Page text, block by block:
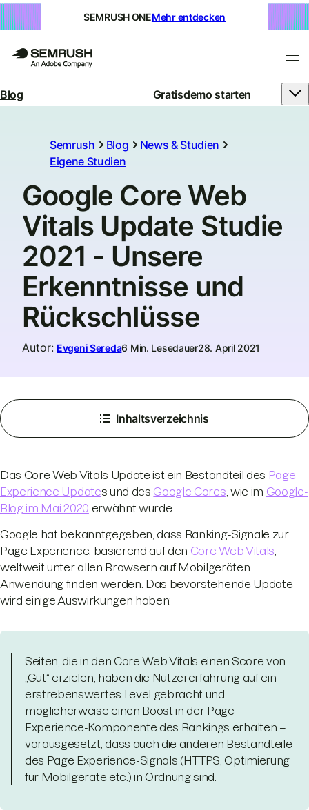
SEMRUSH ONEMehr entdecken
Blog Gratisdemo starten
Semrush Blog
News & Studien
Eigene Studien
Google Core Web
Vitals Update Studie
2021 - Unsere
Erkenntnisse und
Rückschlüsse
Autor: Evgeni Sereda6 Min. Lesedauer28. April 2021
Inhaltsverzeichnis
Das Core Web Vitals Update ist ein Bestandteil des Page
Experience Updates und des Google Cores , wie im Google-
Blog im Mai 2020 erwähnt wurde.
Google hat bekanntgegeben, dass Ranking-Signale zur
Page Experience, basierend auf den Core Web Vitals
weltweit unter allen Browsern auf Mobilgeräten
Anwendung finden werden. Das bevorstehende Update
wird einige Auswirkungen haben:
Seiten, die in den Core Web Vitals einen Score von
„Gut“ erzielen, haben die Nutzererfahrung auf ein
erstrebenswertes Level gebracht und
möglicherweise einen Boost in der Page
Experience-Komponente des Rankings erhalten –
vorausgesetzt, dass auch die anderen Bestandteile
des Page Experience-Signals (HTTPS, Optimierung
für Mobilgeräte etc.) in Ordnung sind.